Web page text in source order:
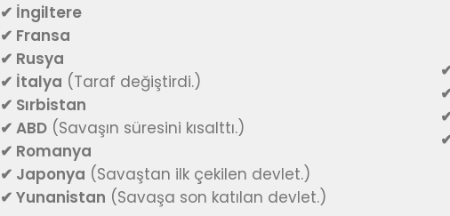
✔ İngiltere
✔ Fransa
✔ Rusya
✔ İtalya (Taraf değiştirdi.)
✔ Sırbistan
✔ ABD(Savaşın süresini kısalttı.)
✔ Romanya
✔ Japonya (Savaştan ilk çekilen devlet.)
✔ Yunanistan (Savaşa son katılan devlet.)